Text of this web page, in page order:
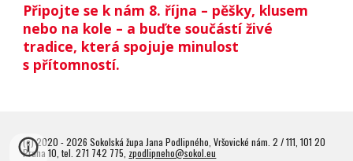
Připojte se k nám 8. října – pěšky, klusem
nebo na kole – a buďte součástí živé
tradice, která spojuje minulost
s přítomností.
(c) 2020 - 2026 Sokolská župa Jana Podlipného, Vršovické nám. 2 / 111, 101 20
Praha 10, tel. 271 742 775, zpodlipneho@sokol.eu